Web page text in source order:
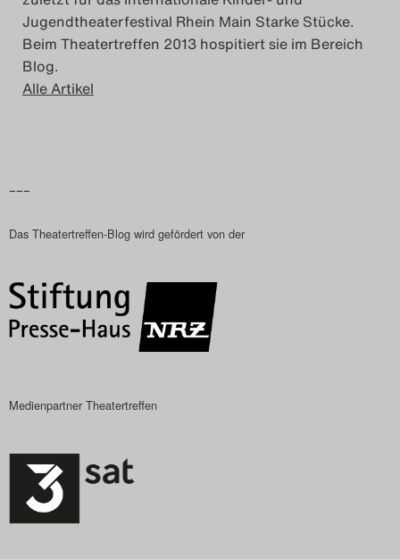
2024
Das Theatertreffen-Blog
Impressum
Search
Jugendtheaterfestival Rhein Main Starke Stücke.
Beim Theatertreffen 2013 hospitiert sie im Bereich
Blog.
Alle Artikel
–––
Das Theatertreffen-Blog wird gefördert von der
Medienpartner Theatertreffen